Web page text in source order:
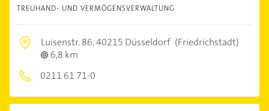
TREUHAND- UND VERMÖGENSVERWALTUNG
Luisenstr. 86,40215 Düsseldorf (Friedrichstadt)
6,8 km
0211 61 71-0